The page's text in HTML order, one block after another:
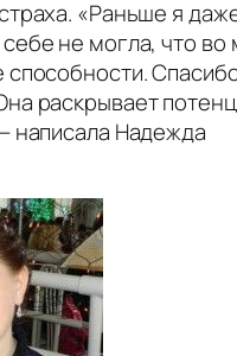
«Раньше я
не могла, что во
способности.
раскрывает
написала Надежда